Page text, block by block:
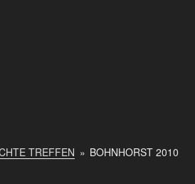
TREFFEN » BOHNHORST 2010